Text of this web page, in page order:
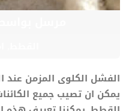
يمكن ان تصيب جميع